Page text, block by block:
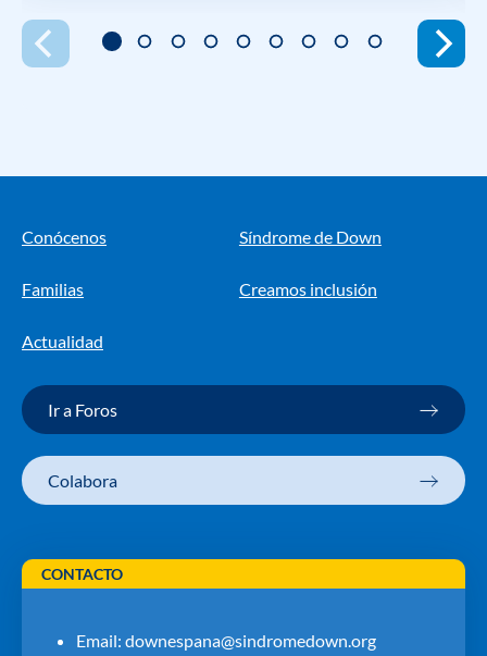
Conócenos Síndrome de Down
Familias Creamos inclusión
Actualidad
Ir a Foros
Colabora
CONTACTO
Email: downespana@sindromedown.org